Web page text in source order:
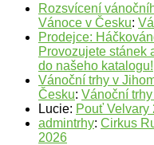
Rozsvícení
Vánoce v Česku:
Prodejce:
Provozujete stánek
do našeho katalogu!
Vánoční trhy v
Česku: Vánoční
Lucie: Pouť Velvary
admintrhy: Cirkus
2026